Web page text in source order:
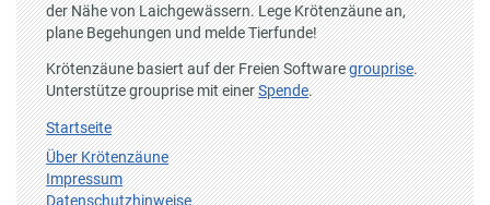
der Nähe von Laichgewässern. Lege Krötenzäune an,
plane Begehungen und melde Tierfunde!
Krötenzäune basiert auf der Freien Softwaregrouprise.
Unterstütze grouprise mit einerSpende.
Startseite
Über Krötenzäune
Impressum
Datenschutzhinweise